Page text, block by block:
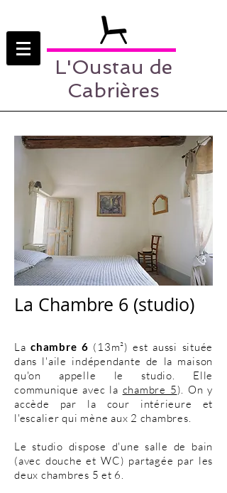
L'Oustau de
Cabrières
La Chambre 6 (studio)
Lachambre 6 (13m²) est aussi située
dans l'aile indépendante de la maison
qu'on appelle le studio. Elle
communique avec la chambre 5). On y
accède par la cour intérieure et
l'escalier qui mène aux 2 chambres.
Le studio dispose d'une salle de bain
(avec douche et WC) partagée par les
deux chambres 5 et 6.